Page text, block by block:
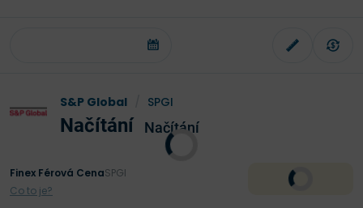
S&P Global SPGI
Načítání Načítání
Finex Férová CenaSPGI
Co to je?